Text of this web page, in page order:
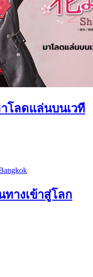
โลดแล่นบนเวที
ทางเข้าสู่โลก